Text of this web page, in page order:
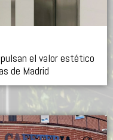
el valor estético
de Madrid